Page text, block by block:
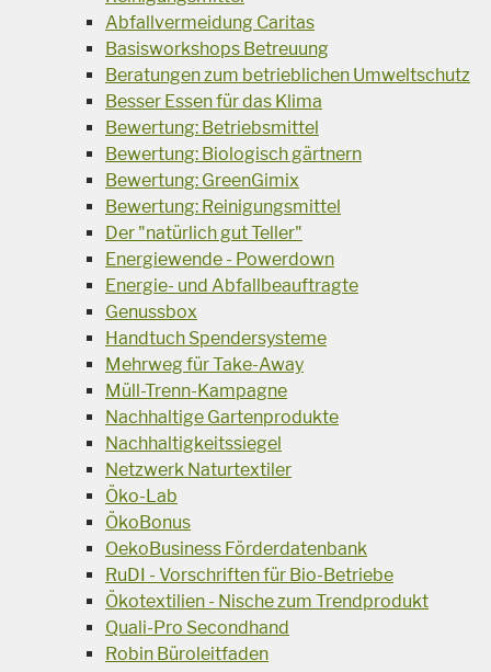
Abfallvermeidung Caritas
Basisworkshops Betreuung
Beratungen zum betrieblichen Umweltschutz
Besser Essen für das Klima
Bewertung: Betriebsmittel
Bewertung: Biologisch gärtnern
Bewertung: GreenGimix
Bewertung: Reinigungsmittel
Der "natürlich gut Teller"
Energiewende - Powerdown
Energie- und Abfallbeauftragte
Genussbox
Handtuch Spendersysteme
Mehrweg für Take-Away
Müll-Trenn-Kampagne
Nachhaltige Gartenprodukte
Nachhaltigkeitssiegel
Netzwerk Naturtextiler
Öko-Lab
ÖkoBonus
OekoBusiness Förderdatenbank
RuDI - Vorschriften für Bio-Betriebe
Ökotextilien - Nische zum Trendprodukt
Quali-Pro Secondhand
Robin Büroleitfaden